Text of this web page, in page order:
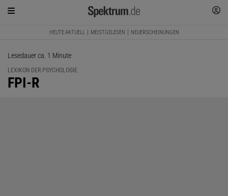
HEUTE AKTUELL MEISTGELESEN NEUERSCHEINUNGEN
Lesedauer ca. 1 Minute
LEXIKON DER PSYCHOLOGIE
:
FPI-R